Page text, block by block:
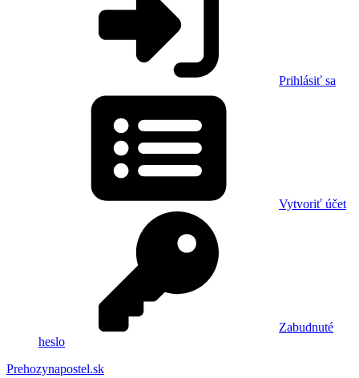
Prihlásiť sa
Vytvoriť účet
Zabudnuté
heslo
Prehozynapostel.sk